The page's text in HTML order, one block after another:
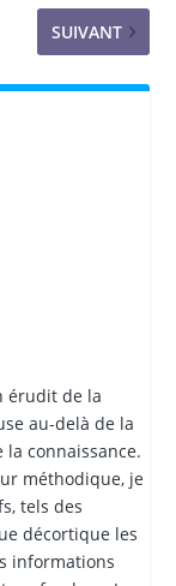
SUIVANT
érudit de la
au-delà de la
connaissance.
méthodique, je
tels des
décortique les
informations